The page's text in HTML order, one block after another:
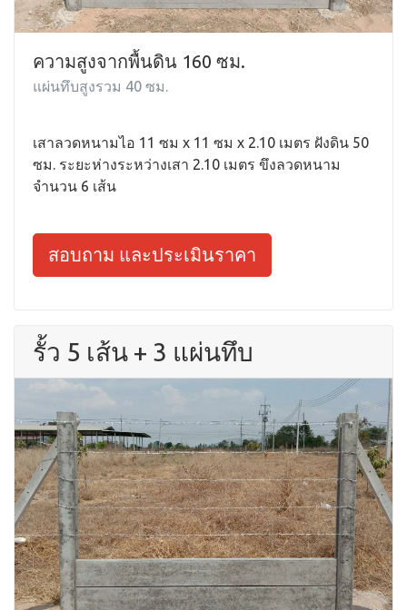
ความสูงจากพื้นดิน 160 ซม.
แผ่นทึบสูงรวม 40 ซม.
เสาลวดหนามไอ 11 ซม x 11 ซม x 2.10 เมตร ฝังดิน 50
ซม. ระยะห่างระหว่างเสา 2.10 เมตร ขึงลวดหนาม
จำนวน 6 เส้น
สอบถาม และประเมินราคา
รั้ว 5 เส้น + 3 แผ่นทึบ